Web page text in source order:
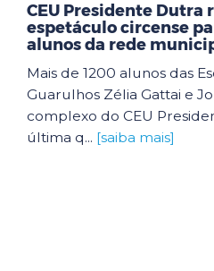
CEU Presidente Dutra
espetáculo circense
alunos da rede
Mais de 1200 alunos das
Guarulhos Zélia Gattai e
complexo do CEU
última q... [saiba mais]